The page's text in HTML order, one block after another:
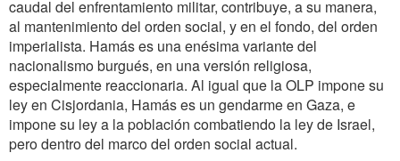
caudal del enfrentamiento militar, contribuye, a su manera,
al mantenimiento del orden social, y en el fondo, del orden
imperialista. Hamás es una enésima variante del
nacionalismo burgués, en una versión religiosa,
especialmente reaccionaria. Al igual que la OLP impone su
ley en Cisjordania, Hamás es un gendarme en Gaza, e
impone su ley a la población combatiendo la ley de Israel,
pero dentro del marco del orden social actual.